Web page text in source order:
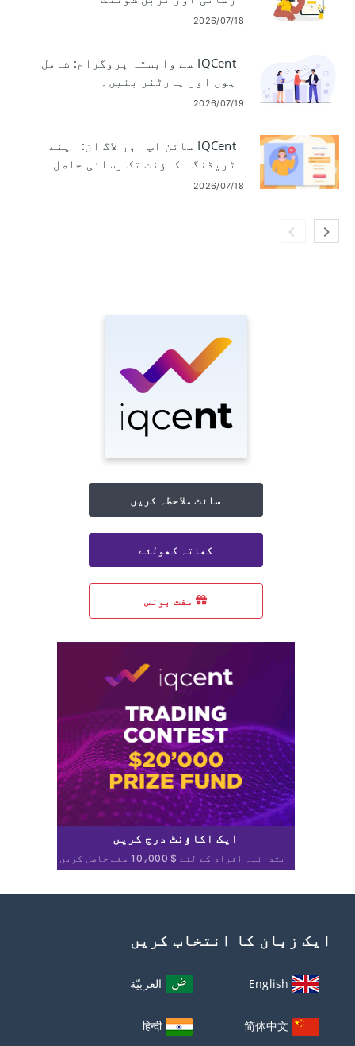
2026/07/18
IQCent سے وابستہ پروگرام: شامل
ہوں اور پارٹنر بنیں۔
2026/07/19
IQCent سائن اپ اور لاگ ان: اپنے
ٹریڈنگ اکاؤنٹ تک رسائی حاصل
کریں۔
2026/07/18
سائٹ ملاحظہ کریں
کھاتہ کھولئے
مفت بونس
ایک اکاؤنٹ درج کریں
ابتدائیہ افراد کے لئے $ 10،000 مفت حاصل کریں
ایک زبان کا انتخاب کریں
English العربيّة
简体中文
हिन्दी